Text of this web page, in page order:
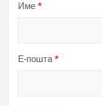
Име *
Е-пошта*